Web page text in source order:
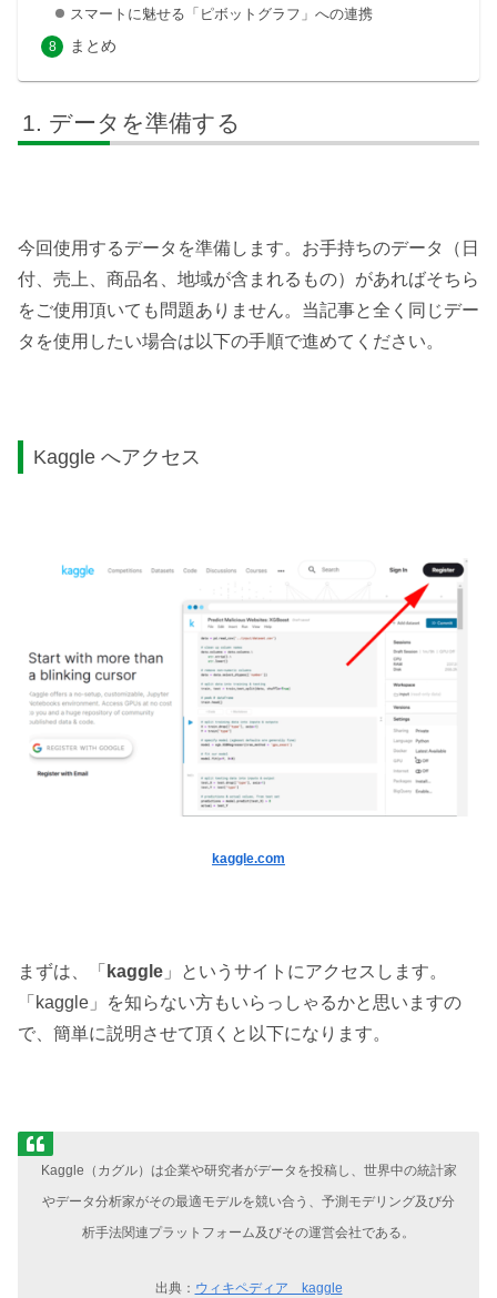
スマートに魅せる「ピボットグラフ」への連携
まとめ
データを準備する
今回使用するデータを準備します。お手持ちのデータ（日
付、売上、商品名、地域が含まれるもの）があればそちら
をご使用頂いても問題ありません。当記事と全く同じデー
タを使用したい場合は以下の手順で進めてください。
Kaggle へアクセス
kaggle.com
まずは、「 kaggle 」というサイトにアクセスします。
「kaggle」を知らない方もいらっしゃるかと思いますの
で、簡単に説明させて頂くと以下になります。
Kaggle（カグル）は企業や研究者がデータを投稿し、世界中の統計家
やデータ分析家がその最適モデルを競い合う、予測モデリング及び分
析手法関連プラットフォーム及びその運営会社である。
出典： ウィキペディア kaggle